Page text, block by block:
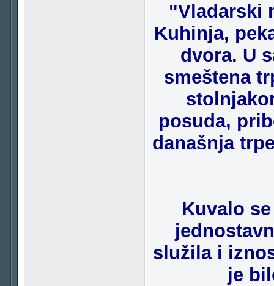
"Vladarski
Kuhinja,
dvora. U
smeštena
posuda,
današnja
Kuvalo
služila i
je